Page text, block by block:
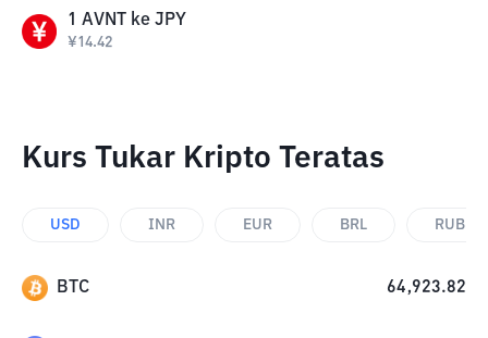
1 AVNT ke JPY
¥14.42
Kurs Tukar Kripto Teratas
USD INR EUR BRL RUB
BTC 64,923.82